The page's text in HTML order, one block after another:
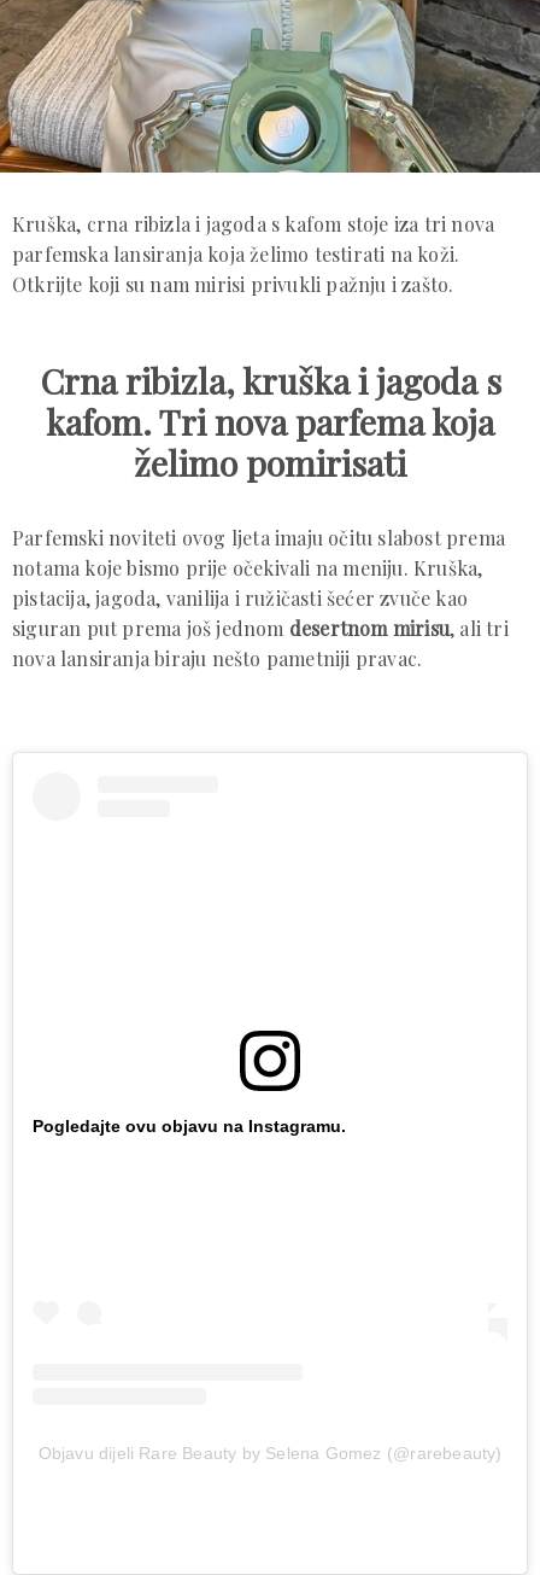
Kruška, crna ribizla i jagoda s kafom stoje iza tri nova
parfemska lansiranja koja želimo testirati na koži.
Otkrijte koji su nam mirisi privukli pažnju i zašto.
Crna ribizla, kruška i jagoda s
kafom. Tri nova parfema koja
želimo pomirisati
Parfemski noviteti ovog ljeta imaju očitu slabost prema
notama koje bismo prije očekivali na meniju. Kruška,
pistacija, jagoda, vanilija i ružičasti šećer zvuče kao
siguran put prema još jednom desertnom mirisu, ali tri
nova lansiranja biraju nešto pametniji pravac.
Pogledajte ovu objavu na Instagramu.
Objavu dijeli Rare Beauty by Selena Gomez (@rarebeauty)